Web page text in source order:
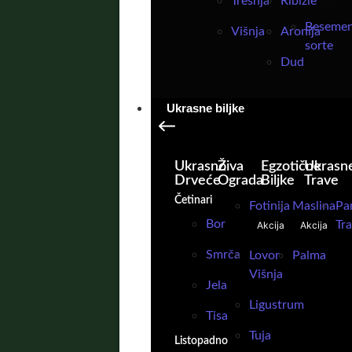
Višnja Aronija
Dud
sorte
Ukrasne biljke
Ukrasno
Drveće
Četinari
Bor
Smrča
Jela
Tisa
Listopadno
Živa
Ograda
Fotinija
Akcija
Lovor
Višnja
Ligustrum
Tuja
Egzotične
Biljke
Maslina
Akcija
Palma
Trave